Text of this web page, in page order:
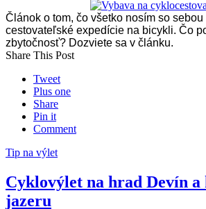
Článok o tom, čo všetko nosím so
cestovateľské expedície na bicykli. Čo
zbytočnosť? Dozviete sa v článku.
Share This Post
Tweet
Plus one
Share
Pin it
Comment
Tip na výlet
Cyklovýlet na hrad Devín a
jazeru